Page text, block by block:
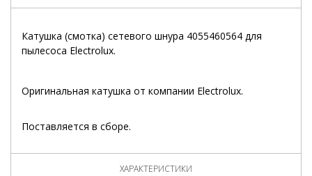
Катушка (смотка) сетевого шнура 4055460564 для
пылесоса Electrolux.
Оригинальная катушка от компании Electrolux.
Поставляется в сборе.
ХАРАКТЕРИСТИКИ